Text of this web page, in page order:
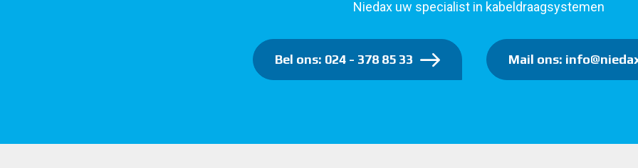
Niedax uw specialist in kabeldraagsystemen
Bel ons: 024 - 378 85 33 Mail ons: